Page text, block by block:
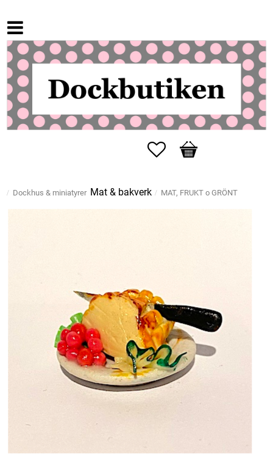
Favoriter
Kundvagn
Dockhus & miniatyrer Mat & bakverk MAT, FRUKT o GRÖNT